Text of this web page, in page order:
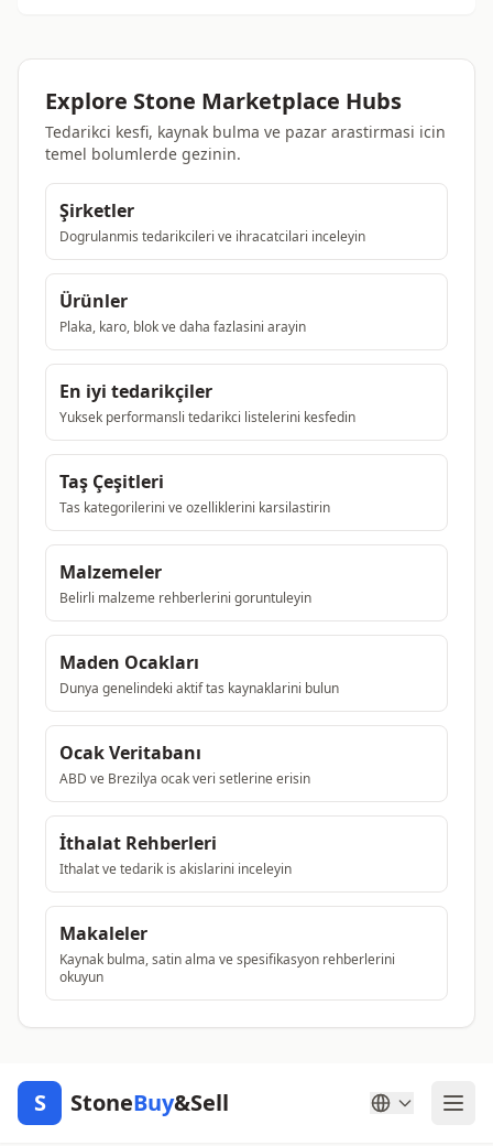
Explore Stone Marketplace Hubs
Tedarikci kesfi, kaynak bulma ve pazar arastirmasi icin
temel bolumlerde gezinin.
Şirketler
Dogrulanmis tedarikcileri ve ihracatcilari inceleyin
Ürünler
Plaka, karo, blok ve daha fazlasini arayin
En iyi tedarikçiler
Yuksek performansli tedarikci listelerini kesfedin
Taş Çeşitleri
Tas kategorilerini ve ozelliklerini karsilastirin
Malzemeler
Belirli malzeme rehberlerini goruntuleyin
Maden Ocakları
Dunya genelindeki aktif tas kaynaklarini bulun
Ocak Veritabanı
ABD ve Brezilya ocak veri setlerine erisin
İthalat Rehberleri
Ithalat ve tedarik is akislarini inceleyin
Makaleler
Kaynak bulma, satin alma ve spesifikasyon rehberlerini
okuyun
S StoneBuy&Sell